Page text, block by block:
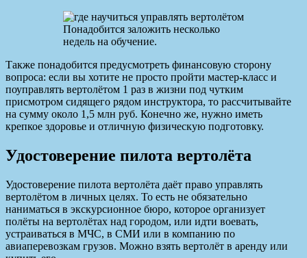
Понадобится заложить несколько
недель на обучение.
Также понадобится предусмотреть финансовую сторону
вопроса: если вы хотите не просто пройти мастер-класс и
поуправлять вертолётом 1 раз в жизни под чутким
присмотром сидящего рядом инструктора, то рассчитывайте
на сумму около 1,5 млн руб. Конечно же, нужно иметь
крепкое здоровье и отличную физическую подготовку.
Удостоверение пилота вертолёта
Удостоверение пилота вертолёта даёт право управлять
вертолётом в личных целях. То есть не обязательно
наниматься в экскурсионное бюро, которое организует
полёты на вертолётах над городом, или идти воевать,
устраиваться в МЧС, в СМИ или в компанию по
авиаперевозкам грузов. Можно взять вертолёт в аренду или